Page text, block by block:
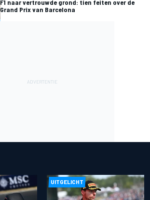
F1 naar vertrouwde grond: tien feiten over de
Grand Prix van Barcelona
UITGELICHT